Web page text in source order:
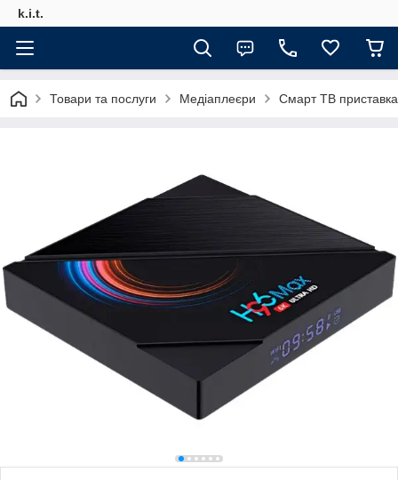
k.i.t.
Товари та послуги Медіаплеєри Cмарт ТВ